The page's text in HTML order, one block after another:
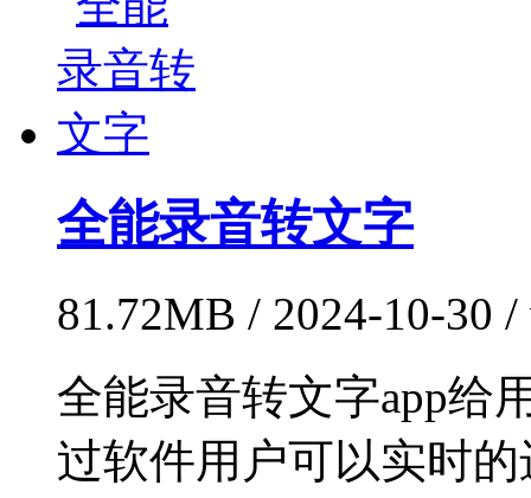
全能录音转文字
81.72MB / 2024-10-30
全能录音转文字app给
过软件用户可以实时